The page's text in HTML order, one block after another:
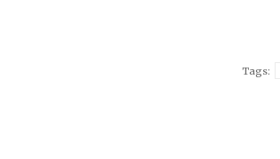
Tags: